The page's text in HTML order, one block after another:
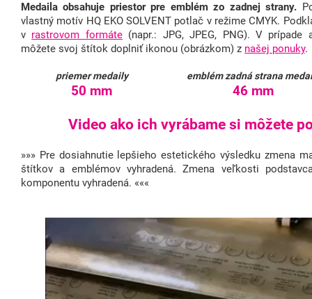
Medaila obsahuje priestor pre emblém zo zadnej strany.
vlastný motív HQ EKO SOLVENT potlač v režime CMYK.
v rastrovom formáte(napr.: JPG, JPEG, PNG). V prípade
môžete svoj štítok doplniť ikonou (obrázkom) z našej ponuky.
priemer medaily emblém zadná strana
50 mm 46 mm
Video ako ich vyrábame si môžete
»»» Pre dosiahnutie lepšieho estetického výsledku zmena
štítkov a emblémov vyhradená. Zmena veľkosti
komponentu vyhradená. «««